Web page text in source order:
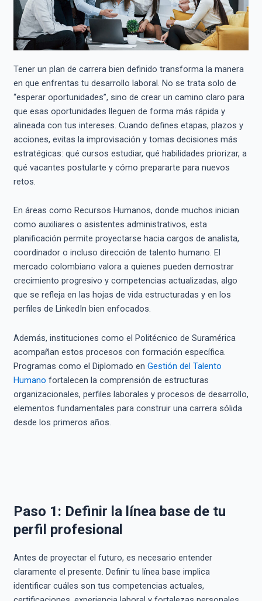
Tener un plan de carrera bien definido transforma la manera
en que enfrentas tu desarrollo laboral. No se trata solo de
“esperar oportunidades”, sino de crear un camino claro para
que esas oportunidades lleguen de forma más rápida y
alineada con tus intereses. Cuando defines etapas, plazos y
acciones, evitas la improvisación y tomas decisiones más
estratégicas: qué cursos estudiar, qué habilidades priorizar, a
qué vacantes postularte y cómo prepararte para nuevos
retos.
En áreas como Recursos Humanos, donde muchos inician
como auxiliares o asistentes administrativos, esta
planificación permite proyectarse hacia cargos de analista,
coordinador o incluso dirección de talento humano. El
mercado colombiano valora a quienes pueden demostrar
crecimiento progresivo y competencias actualizadas, algo
que se refleja en las hojas de vida estructuradas y en los
perfiles de LinkedIn bien enfocados.
Además, instituciones como el Politécnico de Suramérica
acompañan estos procesos con formación específica.
Programas como el Diplomado en Gestión del Talento
Humano fortalecen la comprensión de estructuras
organizacionales, perfiles laborales y procesos de desarrollo,
elementos fundamentales para construir una carrera sólida
desde los primeros años.
Paso 1: Definir la línea base de tu
perfil profesional
Antes de proyectar el futuro, es necesario entender
claramente el presente. Definir tu línea base implica
identificar cuáles son tus competencias actuales,